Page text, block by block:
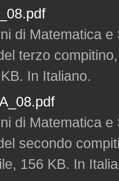
di Matematica
terzo
In Italiano.
di Matematica
secondo
156 KB. In